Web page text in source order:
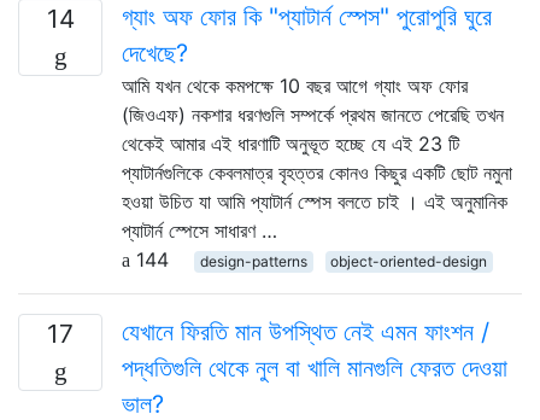
14
গ্যাং অফ ফোর কি "প্যাটার্ন স্পেস" পুরোপুরি ঘুরে
দেখেছে?
আমি যখন থেকে কমপক্ষে 10 বছর আগে গ্যাং অফ ফোর
(জিওএফ) নকশার ধরণগুলি সম্পর্কে প্রথম জানতে পেরেছি তখন
থেকেই আমার এই ধারণাটি অনুভূত হচ্ছে যে এই 23 টি
প্যাটার্নগুলিকে কেবলমাত্র বৃহত্তর কোনও কিছুর একটি ছোট নমুনা
হওয়া উচিত যা আমি প্যাটার্ন স্পেস বলতে চাই । এই অনুমানিক
প্যাটার্ন স্পেসে সাধারণ …
144
design-patterns object-oriented-design
17
যেখানে ফিরতি মান উপস্থিত নেই এমন ফাংশন /
পদ্ধতিগুলি থেকে নুল বা খালি মানগুলি ফেরত দেওয়া
ভাল?